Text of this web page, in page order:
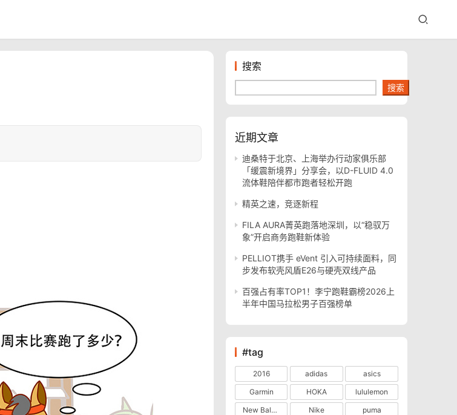
搜索
搜索
近期文章
迪桑特于北京、上海举办行动家俱乐部
「缓震新境界」分享会，以D-FLUID 4.0
流体鞋陪伴都市跑者轻松开跑
精英之速，竞逐新程
FILA AURA菁英跑落地深圳，以“稳驭万
象”开启商务跑鞋新体验
PELLIOT携手 eVent 引入可持续面料，同
步发布软壳风盾E26与硬壳双线产品
百强占有率TOP1！李宁跑鞋霸榜2026上
半年中国马拉松男子百强榜单
#tag
2016 adidas
asics
Garmin
HOKA
lululemon
New Balance
Nike
puma